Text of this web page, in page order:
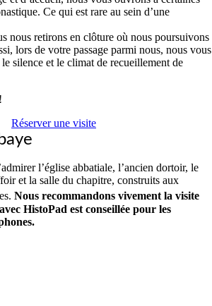
Ce qui est rare au sein d’une
nous retirons en clôture où nous poursuivons
lors de votre passage parmi nous, nous vous
silence et le climat de recueillement de
Réserver une visite
l’église abbatiale, l’ancien dortoir, le
et la salle du chapitre, construits aux
Nous recommandons vivement la visite
HistoPad est conseillée pour les